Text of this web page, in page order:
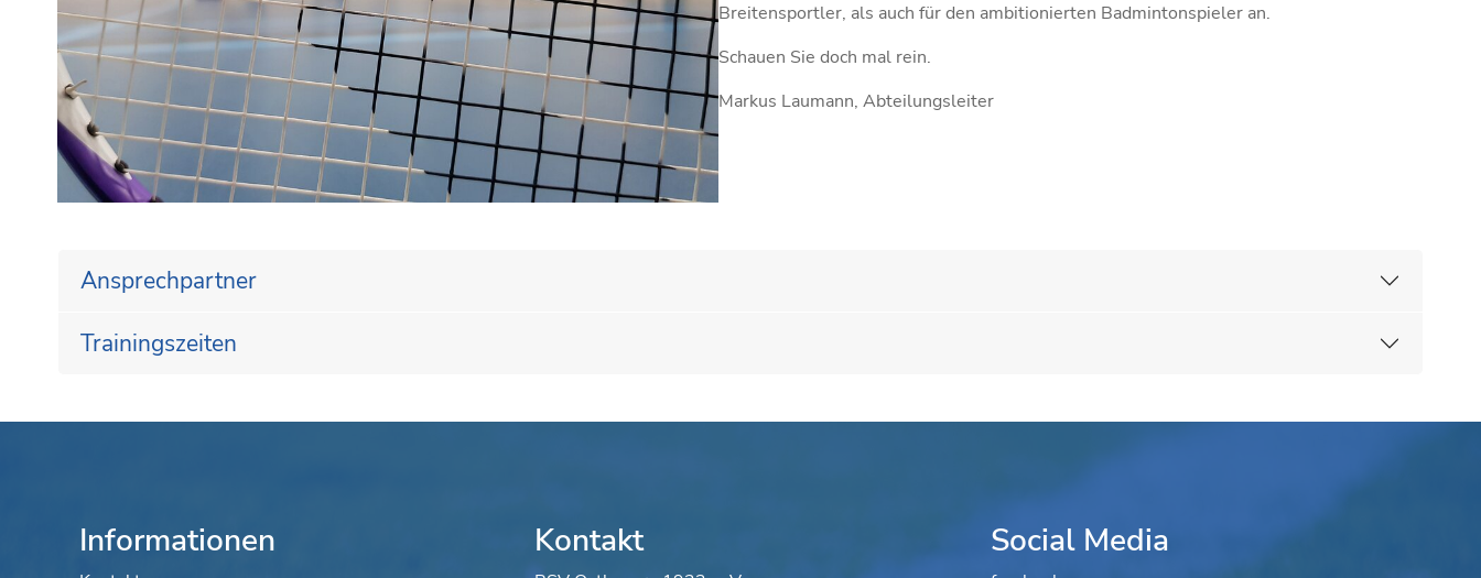
Breitensportler, als auch für den ambitionierten Badmintonspieler an.
Schauen Sie doch mal rein.
Markus Laumann, Abteilungsleiter
Ansprechpartner
Trainingszeiten
Informationen Kontakt Social Media